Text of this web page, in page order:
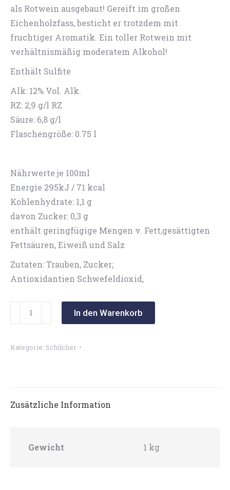
als Rotwein ausgebaut! Gereift im großen
Eichenholzfass, besticht er trotzdem mit
fruchtiger Aromatik. Ein toller Rotwein mit
verhältnismäßig moderatem Alkohol!
Enthält Sulfite
Alk: 12% Vol. Alk.
RZ: 2,9 g/l RZ
Säure: 6,8 g/l
Flaschengröße: 0.75 l
Nährwerte je 100ml
Energie 295kJ / 71 kcal
Kohlenhydrate: 1,1 g
davon Zucker: 0,3 g
enthält geringfügige Mengen v. Fett,gesättigten
Fettsäuren, Eiweiß und Salz
Zutaten: Trauben, Zucker;
Antioxidantien Schwefeldioxid,
Blauer
Wildbacher
Menge
In den Warenkorb
Kategorie: Schilcher
Zusätzliche Information
Gewicht 1 kg